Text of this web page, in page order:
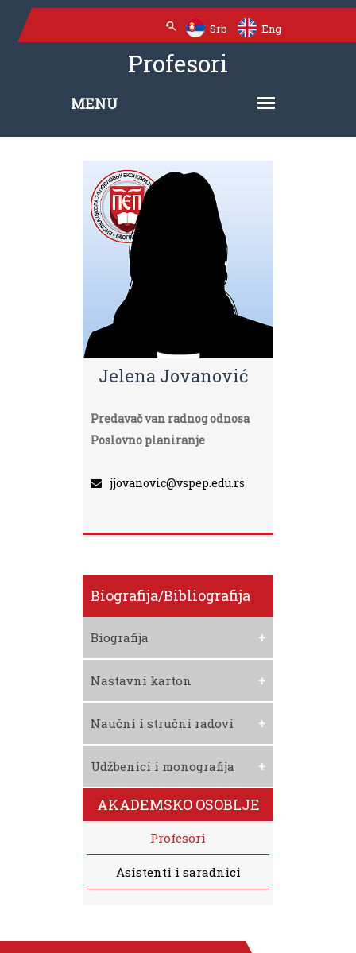
Srb Eng
Profesori
Jelena Jovanović
Predavač van radnog odnosa
Poslovno planiranje
jjovanovic@vspep.edu.rs
Biografija/bibliografija
Biografija
Preuzmite Biografiju
Nastavni karton
Preuzmite Nastavni
Naučni i stručni radovi
Udžbenici i monografija
AKADEMSKO OSOBLJE
Profesori
Asistenti i saradnici